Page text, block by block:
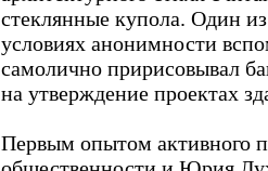
стеклянные купола. Один
условиях анонимности
самолично пририсовывал
на утверждение проектах
Первым опытом активного